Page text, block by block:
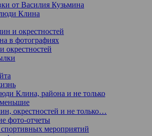
от Василия Кузьмина
Клина
и окрестностей
в фотографиях
Клина, района и не только
окрестностей и не только…
фото-отчеты
мероприятий